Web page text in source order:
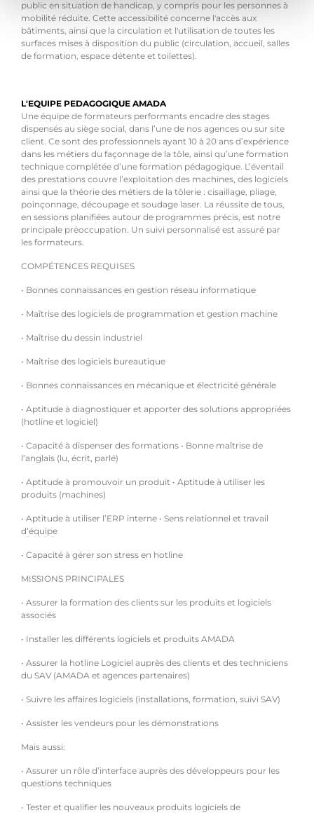
public en situation de handicap, y compris pour les personnes à
mobilité réduite. Cette accessibilité concerne l'accès aux
bâtiments, ainsi que la circulation et l'utilisation de toutes les
surfaces mises à disposition du public (circulation, accueil, salles
de formation, espace détente et toilettes).
L'EQUIPE PEDAGOGIQUE AMADA
Une équipe de formateurs performants encadre des stages
dispensés au siège social, dans l’une de nos agences ou sur site
client. Ce sont des professionnels ayant 10 à 20 ans d’expérience
dans les métiers du façonnage de la tôle, ainsi qu’une formation
technique complétée d’une formation pédagogique. L’éventail
des prestations couvre l’exploitation des machines, des logiciels
ainsi que la théorie des métiers de la tôlerie : cisaillage, pliage,
poinçonnage, découpage et soudage laser. La réussite de tous,
en sessions planifiées autour de programmes précis, est notre
principale préoccupation. Un suivi personnalisé est assuré par
les formateurs.
COMPÉTENCES REQUISES
• Bonnes connaissances en gestion réseau informatique
• Maîtrise des logiciels de programmation et gestion machine
• Maîtrise du dessin industriel
• Maîtrise des logiciels bureautique
• Bonnes connaissances en mécanique et électricité générale
• Aptitude à diagnostiquer et apporter des solutions appropriées
(hotline et logiciel)
• Capacité à dispenser des formations • Bonne maîtrise de
l’anglais (lu, écrit, parlé)
• Aptitude à promouvoir un produit • Aptitude à utiliser les
produits (machines)
• Aptitude à utiliser l’ERP interne • Sens relationnel et travail
d’équipe
• Capacité à gérer son stress en hotline
MISSIONS PRINCIPALES
• Assurer la formation des clients sur les produits et logiciels
associés
• Installer les différents logiciels et produits AMADA
• Assurer la hotline Logiciel auprès des clients et des techniciens
du SAV (AMADA et agences partenaires)
• Suivre les affaires logiciels (installations, formation, suivi SAV)
• Assister les vendeurs pour les démonstrations
Mais aussi:
• Assurer un rôle d’interface auprès des développeurs pour les
questions techniques
• Tester et qualifier les nouveaux produits logiciels de